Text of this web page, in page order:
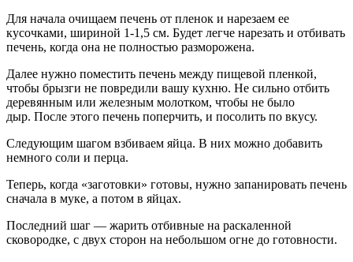
Для начала очищаем печень от пленок и нарезаем ее
кусочками, шириной 1-1,5 см. Будет легче нарезать и отбивать
печень, когда она не полностью разморожена.
Далее нужно поместить печень между пищевой пленкой,
чтобы брызги не повредили вашу кухню. Не сильно отбить
деревянным или железным молотком, чтобы не было
дыр. После этого печень поперчить, и посолить по вкусу.
Следующим шагом взбиваем яйца. В них можно добавить
немного соли и перца.
Теперь, когда «заготовки» готовы, нужно запанировать печень
сначала в муке, а потом в яйцах.
Последний шаг — жарить отбивные на раскаленной
сковородке, с двух сторон на небольшом огне до готовности.